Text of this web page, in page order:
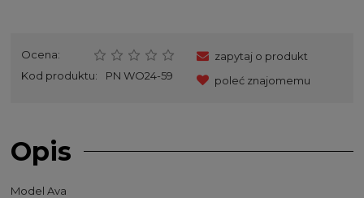
Ocena:
Kod produktu:
PN WO24-59
zapytaj o produkt
poleć znajomemu
Opis
Model Ava